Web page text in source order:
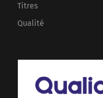
Titres
Qualité